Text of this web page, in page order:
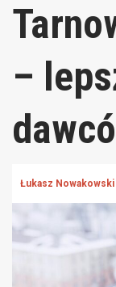
–
Łukasz Nowakowski